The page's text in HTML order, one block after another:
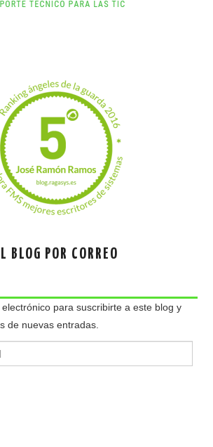
BLOG POR CORREO
para suscribirte a este blog y
de nuevas entradas.